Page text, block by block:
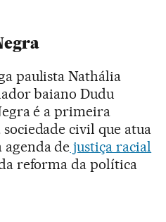
paulista Nathália
baiano Dudu
é a primeira
civil que atua
agenda de justiça racial
reforma da política